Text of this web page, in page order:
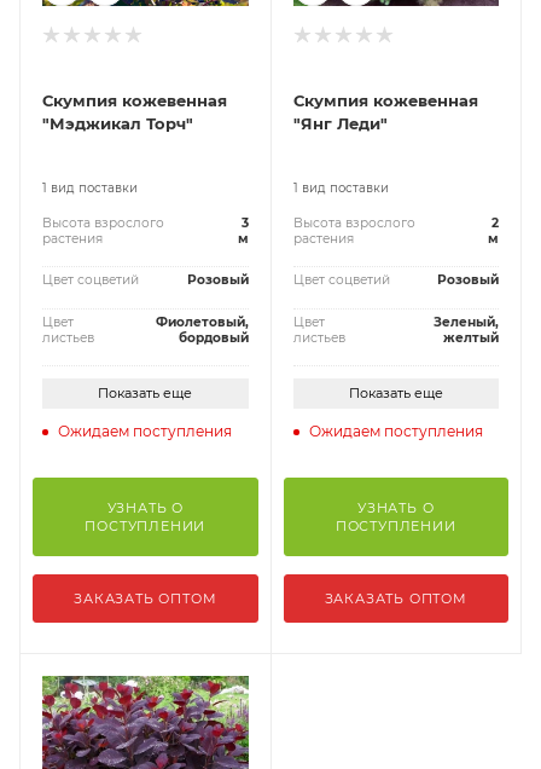
Скумпия кожевенная
"Мэджикал Торч"
1 вид поставки
Высота взрослого
растения
3
м
Цвет соцветий Розовый
Цвет
листьев
Фиолетовый,
бордовый
Показать еще
Ожидаем поступления
УЗНАТЬ О
ПОСТУПЛЕНИИ
ЗАКАЗАТЬ ОПТОМ
Скумпия кожевенная
"Янг Леди"
1 вид поставки
Высота взрослого
растения
2
м
Цвет соцветий Розовый
Цвет
листьев
Зеленый,
желтый
Показать еще
Ожидаем поступления
УЗНАТЬ О
ПОСТУПЛЕНИИ
ЗАКАЗАТЬ ОПТОМ